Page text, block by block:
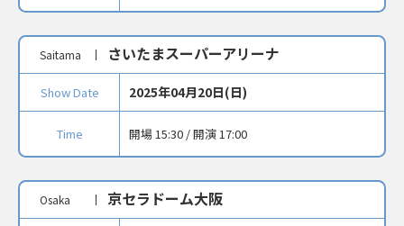
Saitama さいたまスーパーアリーナ
Show Date 2025年04月20日(日)
Time 開場 15:30 / 開演 17:00
Osaka 京セラドーム大阪